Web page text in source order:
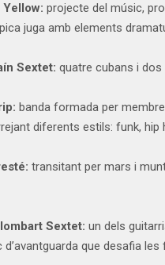
projecte del músic,
juga amb elements
Sextet: quatre cubans i
banda formada per
diferents estils: funk, hip
transitant per mars i
Sextet: un dels
que desafia